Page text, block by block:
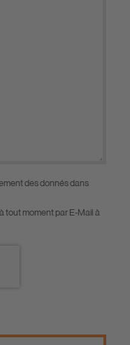
des donnés dans
tout moment par E-Mail à